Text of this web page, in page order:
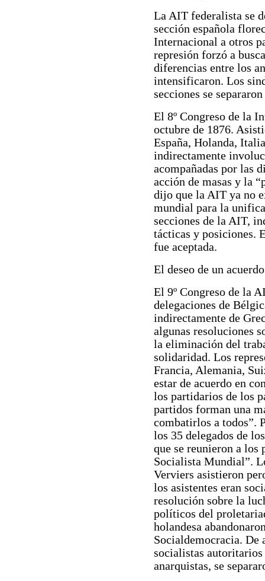
La AIT federalista se
sección española
Internacional a otros
represión forzó a
diferencias entre los
intensificaron. Los
secciones se
El 8º Congreso de la
octubre de 1876.
España, Holanda,
indirectamente
acompañadas por las
acción de masas y la
dijo que la AIT ya no
mundial para la
secciones de la AIT,
tácticas y posiciones.
fue aceptada.
El deseo de un
El 9º Congreso de la
delegaciones de
indirectamente de
algunas resoluciones
la eliminación del
solidaridad. Los
Francia, Alemania,
estar de acuerdo en
los partidarios de los
partidos forman una
combatirlos a todos”.
los 35 delegados de
que se reunieron a los
Socialista Mundial”.
Verviers asistieron
los asistentes eran
resolución sobre la
políticos del
holandesa
Socialdemocracia. De
socialistas
anarquistas, se